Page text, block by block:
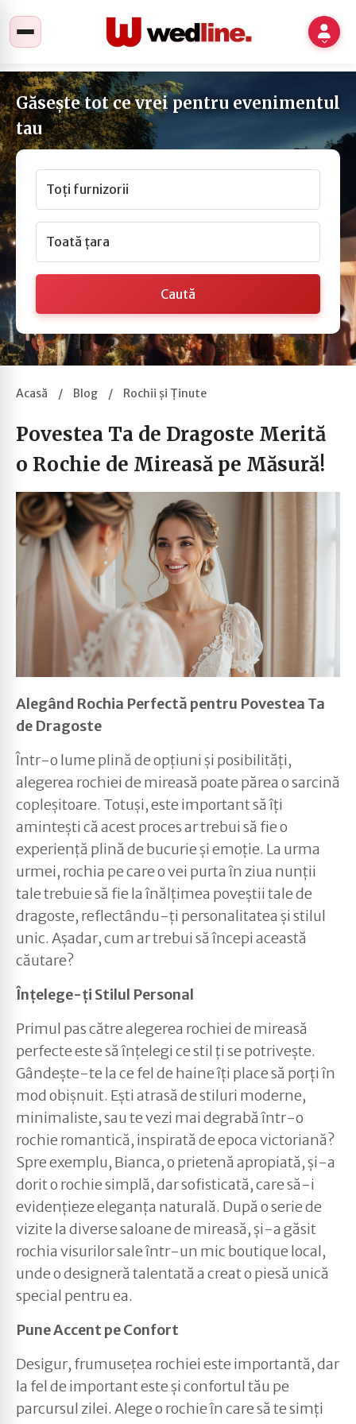
Găsește tot ce vrei pentru evenimentul
tau
Toți furnizorii
Toată țara
Caută
Acasă / Blog / Rochii și Ținute
Povestea Ta de Dragoste Merită
o Rochie de Mireasă pe Măsură!
Alegând Rochia Perfectă pentru Povestea Ta
de Dragoste
Într-o lume plină de opțiuni și posibilități,
alegerea rochiei de mireasă poate părea o sarcină
copleșitoare. Totuși, este important să îți
amintești că acest proces ar trebui să fie o
experiență plină de bucurie și emoție. La urma
urmei, rochia pe care o vei purta în ziua nunții
tale trebuie să fie la înălțimea poveștii tale de
dragoste, reflectându-ți personalitatea și stilul
unic. Așadar, cum ar trebui să începi această
căutare?
Înțelege-ți Stilul Personal
Primul pas către alegerea rochiei de mireasă
perfecte este să înțelegi ce stil ți se potrivește.
Gândește-te la ce fel de haine îți place să porți în
mod obișnuit. Ești atrasă de stiluri moderne,
minimaliste, sau te vezi mai degrabă într-o
rochie romantică, inspirată de epoca victoriană?
Spre exemplu, Bianca, o prietenă apropiată, și-a
dorit o rochie simplă, dar sofisticată, care să-i
evidențieze eleganța naturală. După o serie de
vizite la diverse saloane de mireasă, și-a găsit
rochia visurilor sale într-un mic boutique local,
unde o designeră talentată a creat o piesă unică
special pentru ea.
Pune Accent pe Confort
Desigur, frumusețea rochiei este importantă, dar
la fel de important este și confortul tău pe
parcursul zilei. Alege o rochie în care să te simți